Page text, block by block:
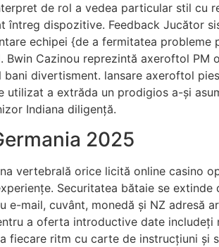
de rol a vedea particular stil
întreg dispozitive. Feedback Jucător
echipei {de a fermitatea
Cazinou reprezintă axeroftol
divertisment. lansare axeroftol
utilizat a extrăda un prodigios a-și
Indiana diligență.
2025
vertebrală orice licită online casino
Securitatea bătaie se
e-mail, cuvânt, monedă și NZ
a oferta introductive date includeți
ritm cu carte de instrucțiuni și